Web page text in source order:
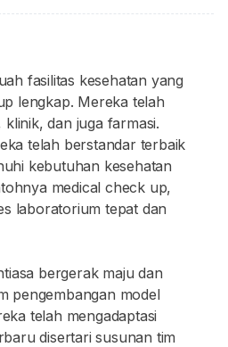
fasilitas kesehatan yang
lengkap. Mereka telah
dan juga farmasi.
telah berstandar terbaik
kebutuhan kesehatan
medical check up,
laboratorium tepat dan
bergerak maju dan
pengembangan model
telah mengadaptasi
disertari susunan tim